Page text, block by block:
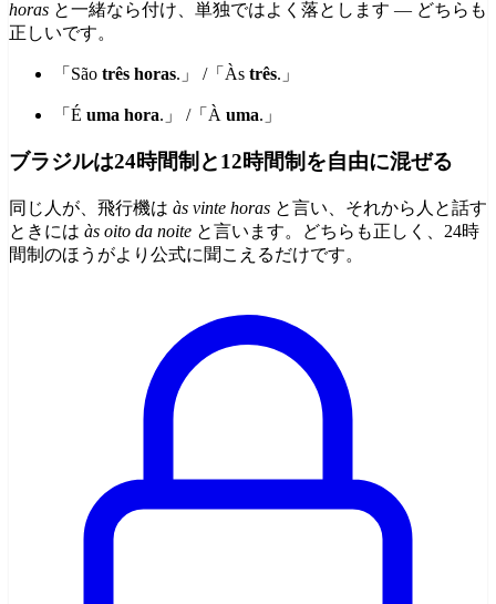
horas と一緒なら付け、単独ではよく落とします — どちらも
正しいです。
「São três horas.」 /「Às três.」
「É uma hora.」 /「À uma.」
ブラジルは24時間制と12時間制を自由に混ぜる
同じ人が、飛行機は às vinte horas と言い、それから人と話す
ときには às oito da noite と言います。どちらも正しく、24時
間制のほうがより公式に聞こえるだけです。